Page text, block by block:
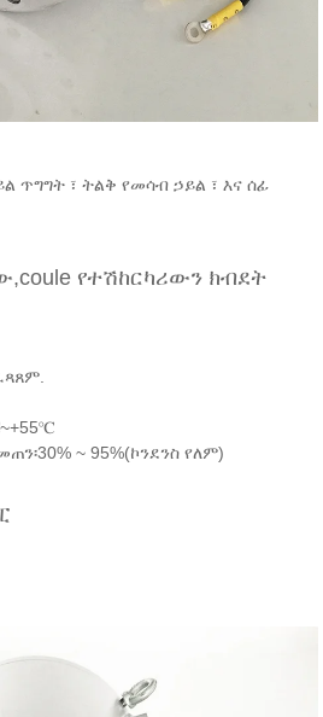
ጥግግት ፣ ትልቅ የመሳብ ኃይል ፣ እና ሰፊ
የተሽከርካሪውን ክብደት
~ 95%(ኮንደንስ የለም)